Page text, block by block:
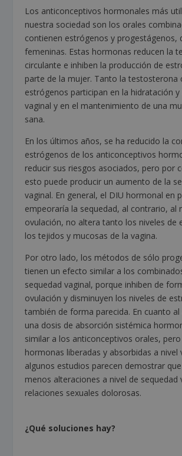
Los anticonceptivos hormonales más
nuestra sociedad son los orales
contienen estrógenos y progestágenos,
femeninas. Estas hormonas reducen la
circulante e inhiben la producción de
parte de la mujer. Tanto la testosterona
estrógenos participan en la hidratación y
vaginal y en el mantenimiento de una
sana.
En los últimos años, se ha reducido la
estrógenos de los anticonceptivos
reducir sus riesgos asociados, pero por
esto puede producir un aumento de la
vaginal. En general, el DIU hormonal en
empeoraría la sequedad, al contrario, al
ovulación, no altera tanto los niveles de
los tejidos y mucosas de la vagina.
Por otro lado, los métodos de sólo
tienen un efecto similar a los
sequedad vaginal, porque inhiben de
ovulación y disminuyen los niveles de
también de forma parecida. En cuanto
una dosis de absorción sistémica
similar a los anticonceptivos orales,
hormonas liberadas y absorbidas a nivel
algunos estudios parecen demostrar
menos alteraciones a nivel de sequedad
relaciones sexuales dolorosas.
¿Qué soluciones hay?